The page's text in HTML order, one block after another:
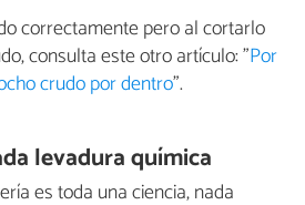
correctamente pero al cortarlo
consulta este otro artículo: "Por
crudo por dentro".
levadura química
es toda una ciencia, nada